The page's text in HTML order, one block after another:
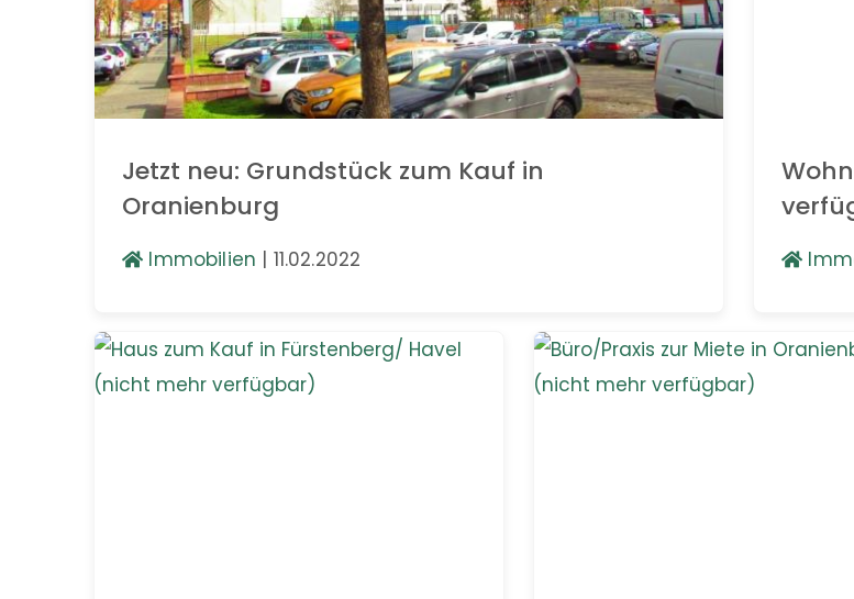
Jetzt neu: Grundstück zum Kauf in
Oranienburg
Immobilien | 11.02.2022